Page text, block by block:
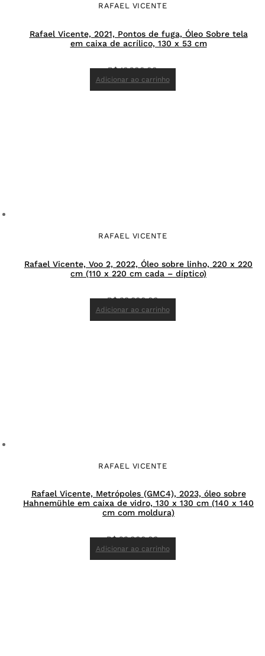
RAFAEL VICENTE
Rafael Vicente, 2021, Pontos de fuga, Óleo Sobre tela
em caixa de acrílico, 130 x 53 cm
R$16.200,00
Adicionar ao carrinho
RAFAEL VICENTE
Rafael Vicente, Voo 2, 2022, Óleo sobre linho, 220 x 220
cm (110 x 220 cm cada – díptico)
R$38.800,00
Adicionar ao carrinho
RAFAEL VICENTE
Rafael Vicente, Metrópoles (GMC4), 2023, óleo sobre
Hahnemühle em caixa de vidro, 130 x 130 cm (140 x 140
cm com moldura)
R$23.000,00
Adicionar ao carrinho